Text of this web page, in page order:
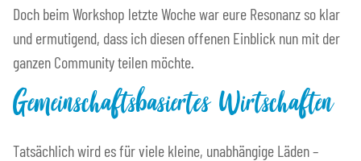
Doch beim Workshop letzte Woche war eure Resonanz so klar
und ermutigend, dass ich diesen offenen Einblick nun mit der
ganzen Community teilen möchte.
Gemeinschaftsbasiertes Wirtschaften
Tatsächlich wird es für viele kleine, unabhängige Läden –